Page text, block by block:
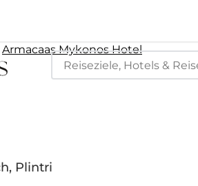
Armacaas Mykonos Hotel
Plintri